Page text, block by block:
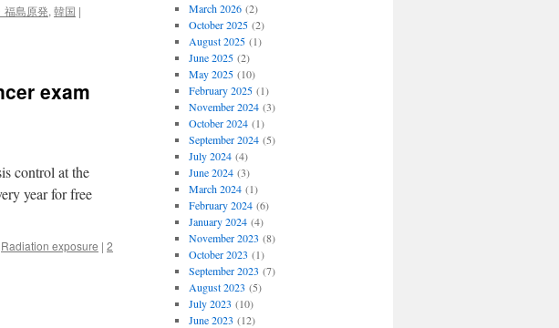
福島原発, 韓国 |
exam
control at the
year for free
Radiation exposure | 2
March 2026(2)
October 2025(2)
August 2025(1)
June 2025(2)
May 2025(10)
February 2025(1)
November 2024(3)
October 2024(1)
September 2024(5)
July 2024(4)
June 2024(3)
March 2024(1)
February 2024(6)
January 2024(4)
November 2023 (8)
October 2023 (1)
September 2023 (7)
August 2023 (5)
July 2023 (10)
June 2023 (12)